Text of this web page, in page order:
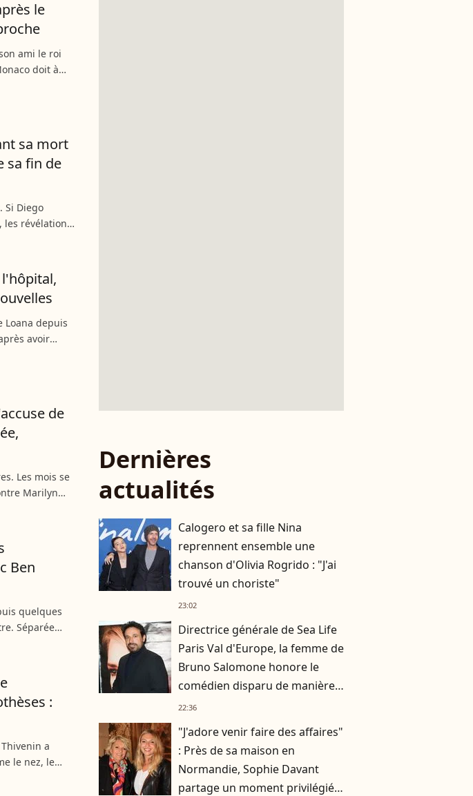
le
ami le roi
doit à
du roi est
sa mort
sa fin de
Si Diego
les révélations
qui
Loana depuis
avoir
femme
de
Les mois se
Marilyn
de février
Ben
quelques
Séparée
beaucoup de
:
a
le nez, le
imposante
Dernières
actualités
Calogero et sa fille Nina
reprennent ensemble une
chanson d'Olivia Rogrido : "J'ai
trouvé un choriste"
23:02
Directrice générale de Sea Life
Paris Val d'Europe, la femme de
Bruno Salomone honore le
comédien disparu de manière
originale
22:36
"J'adore venir faire des affaires"
: Près de sa maison en
Normandie, Sophie Davant
partage un moment privilégié